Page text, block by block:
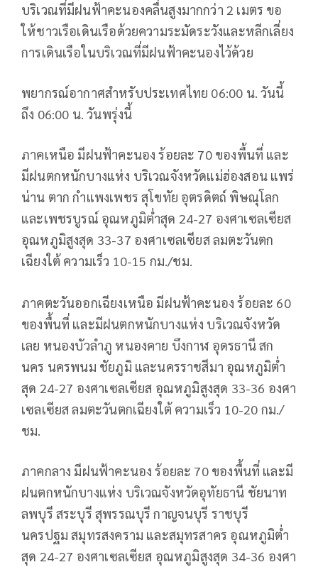
บริเวณที่มีฝนฟ้าคะนองคลื่นสูงมากกว่า 2 เมตร ขอ
ให้ชาวเรือเดินเรือด้วยความระมัดระวังและหลีกเลี่ยง
การเดินเรือในบริเวณที่มีฝนฟ้าคะนองไว้ด้วย
พยากรณ์อากาศสำหรับประเทศไทย 06:00 น. วันนี้
ถึง 06:00 น. วันพรุ่งนี้
ภาคเหนือ มีฝนฟ้าคะนอง ร้อยละ 70 ของพื้นที่ และ
มีฝนตกหนักบางแห่ง บริเวณจังหวัดแม่ฮ่องสอน แพร่
น่าน ตาก กำแพงเพชร สุโขทัย อุตรดิตถ์ พิษณุโลก
และเพชรบูรณ์ อุณหภูมิต่ำสุด 24-27 องศาเซลเซียส
อุณหภูมิสูงสุด 33-37 องศาเซลเซียส ลมตะวันตก
เฉียงใต้ ความเร็ว 10-15 กม./ชม.
ภาคตะวันออกเฉียงเหนือ มีฝนฟ้าคะนอง ร้อยละ 60
ของพื้นที่ และมีฝนตกหนักบางแห่ง บริเวณจังหวัด
เลย หนองบัวลำภู หนองคาย บึงกาฬ อุดรธานี สก
นคร นครพนม ชัยภูมิ และนครราชสีมา อุณหภูมิต่ำ
สุด 24-27 องศาเซลเซียส อุณหภูมิสูงสุด 33-36 องศา
เซลเซียส ลมตะวันตกเฉียงใต้ ความเร็ว 10-20 กม./
ชม.
ภาคกลาง มีฝนฟ้าคะนอง ร้อยละ 70 ของพื้นที่ และมี
ฝนตกหนักบางแห่ง บริเวณจังหวัดอุทัยธานี ชัยนาท
ลพบุรี สระบุรี สุพรรณบุรี กาญจนบุรี ราชบุรี
นครปฐม สมุทรสงคราม และสมุทรสาคร อุณหภูมิต่ำ
สุด 24-27 องศาเซลเซียส อุณหภูมิสูงสุด 34-36 องศา